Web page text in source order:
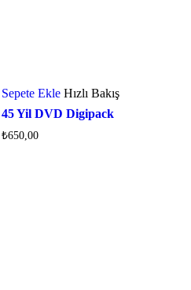
Sepete Ekle Hızlı Bakış
45 Yil DVD Digipack
₺650,00